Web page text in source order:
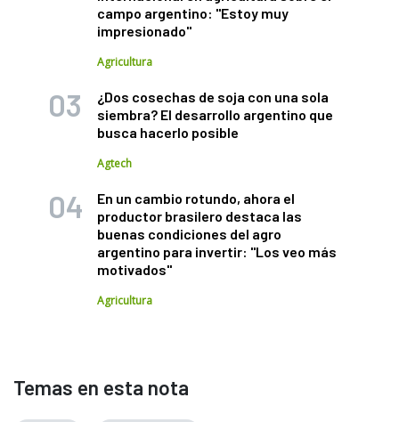
campo argentino: "Estoy muy
impresionado"
Agricultura
¿Dos cosechas de soja con una sola
siembra? El desarrollo argentino que
busca hacerlo posible
Agtech
En un cambio rotundo, ahora el
productor brasilero destaca las
buenas condiciones del agro
argentino para invertir: "Los veo más
motivados"
Agricultura
Temas en esta nota